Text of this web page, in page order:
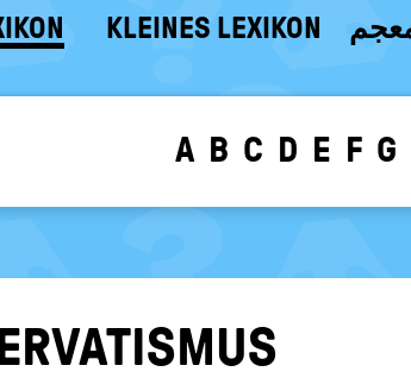
KLEINES LEXIKON
A B C D E F G